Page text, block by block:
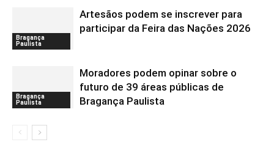
Bragança
Paulista
Artesãos podem se inscrever para
participar da Feira das Nações 2026
Bragança
Paulista
Moradores podem opinar sobre o
futuro de 39 áreas públicas de
Bragança Paulista